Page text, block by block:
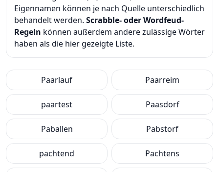
Eigennamen können je nach Quelle unterschiedlich
behandelt werden. Scrabble- oder Wordfeud-
Regeln können außerdem andere zulässige Wörter
haben als die hier gezeigte Liste.
Paarlauf Paarreim
paartest Paasdorf
Paballen Pabstorf
pachtend Pachtens